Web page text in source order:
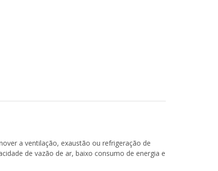
a ventilação, exaustão ou refrigeração de
de vazão de ar, baixo consumo de energia e